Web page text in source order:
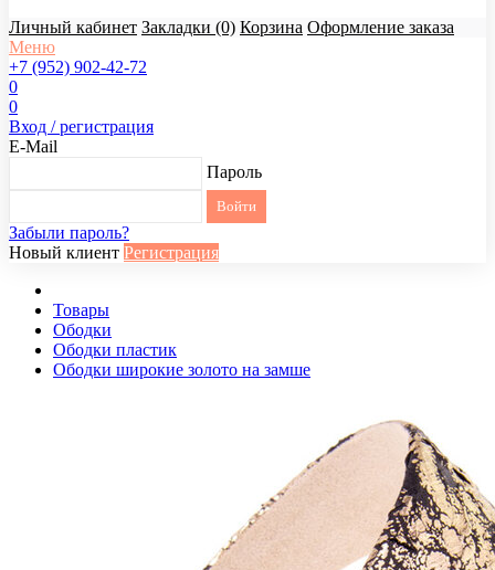
Личный кабинет Закладки (0) Корзина Оформление заказа
Меню
+7 (952) 902-42-72
0
0
Вход / регистрация
E-Mail
Пароль
Забыли пароль?
Новый клиент Регистрация
Товары
Ободки
Ободки пластик
Ободки широкие золото на замше